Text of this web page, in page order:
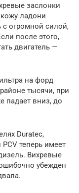
заслонки
ладони
с огромной силой,
после этого,
двигатель —
на форд
тысячи, при
падает вниз, до
Duratec,
теперь имеет
Вихревые
убежден